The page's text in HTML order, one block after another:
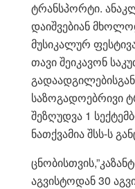
ტრანსპორტი.
დაიშვებიან
მუსიკალურ
თავი შეიკავონ
საზოგადოებრივი
შეზღუდვა 1
ნათქვამია შსს-ს
აგვისტოდან 30